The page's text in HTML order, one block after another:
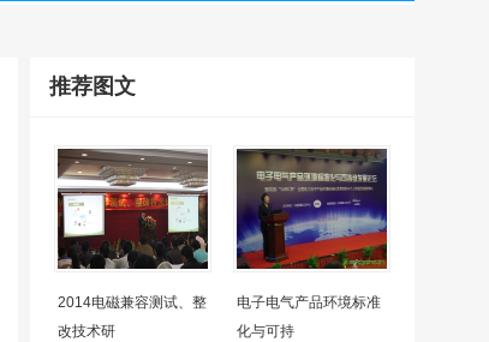
推荐图文
2014电磁兼容测试、整
改技术研
电子电气产品环境标准
化与可持